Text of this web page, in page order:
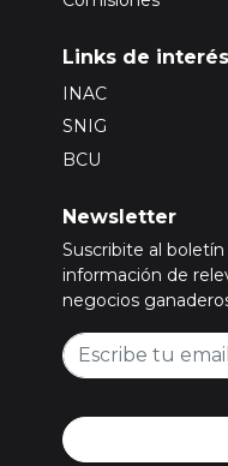
Links de interés
INAC
SNIG
BCU
Newsletter
Suscribite al
información de
negocios